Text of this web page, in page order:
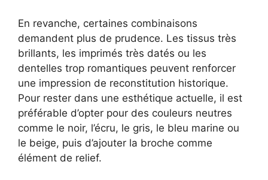
En revanche, certaines combinaisons
demandent plus de prudence. Les tissus très
brillants, les imprimés très datés ou les
dentelles trop romantiques peuvent renforcer
une impression de reconstitution historique.
Pour rester dans une esthétique actuelle, il est
préférable d’opter pour des couleurs neutres
comme le noir, l’écru, le gris, le bleu marine ou
le beige, puis d’ajouter la broche comme
élément de relief.